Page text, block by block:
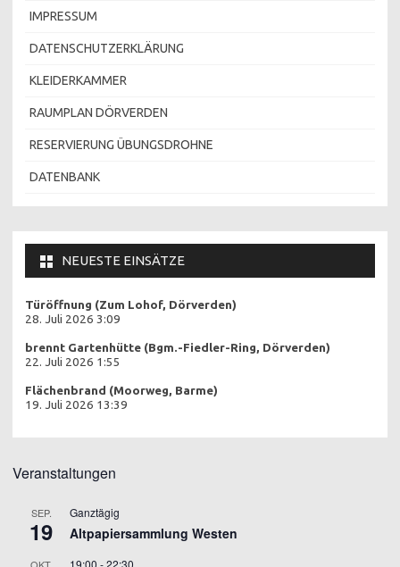
IMPRESSUM
DATENSCHUTZERKLÄRUNG
KLEIDERKAMMER
RAUMPLAN DÖRVERDEN
RESERVIERUNG ÜBUNGSDROHNE
DATENBANK
NEUESTE EINSÄTZE
Türöffnung (Zum Lohof, Dörverden)
28. Juli 2026 3:09
brennt Gartenhütte (Bgm.-Fiedler-Ring, Dörverden)
22. Juli 2026 1:55
Flächenbrand (Moorweg, Barme)
19. Juli 2026 13:39
Veranstaltungen
SEP.
19
Ganztägig
Altpapiersammlung Westen
OKT. 19:00 -22:30